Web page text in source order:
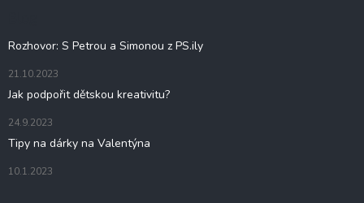
Rozhovor: S Petrou a Simonou z PS.ily
21.10.2023
Jak podpořit dětskou kreativitu?
24.9.2023
Tipy na dárky na Valentýna
10.1.2023